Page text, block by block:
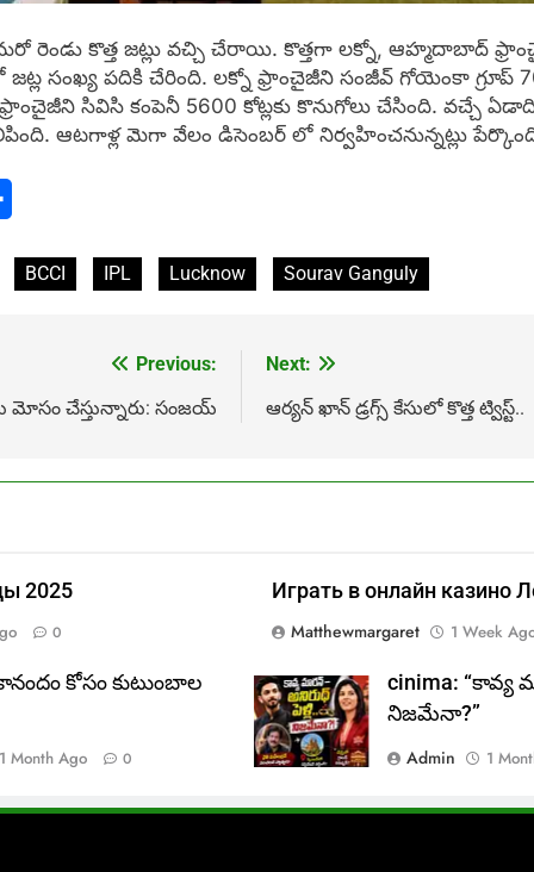
కొత్త జట్లు వచ్చి చేరాయి. కొత్తగా లక్నో, ఆహ్మదాబాద్‌
సంఖ్య పదికి చేరింది. లక్నో ఫ్రాంచైజీని సంజీవ్‌ గోయెంకా గ్రూప్‌
సివిసి కంపెనీ 5600 కోట్లకు కొనుగోలు చేసింది. వచ్చే
ఆటగాళ్ల మెగా వేలం డిసెంబర్‌ లో నిర్వహించనున్నట్లు
BCCI IPL Lucknow Sourav Ganguly
Previous:
మోసం చేస్తున్నారు: సంజయ్
Next:
ఆర్యన్ ఖాన్ డ్రగ్స్ కేసులో కొత్త ట్విస్ట్..
2025
0
Играть в онлайн казино
Matthewmargaret
1 Week
కోసం కుటుంబాల
1 Month Ago 0
cinima: “కావ్య
నిజమేనా?”
Admin
1